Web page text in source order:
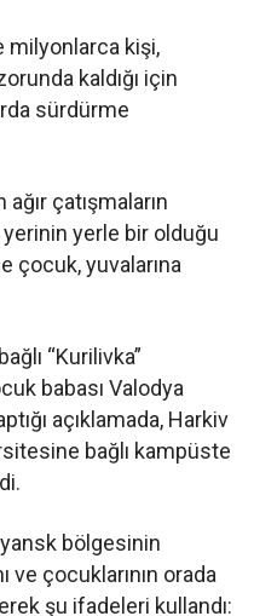
milyonlarca kişi,
kaldığı için
sürdürme
çatışmaların
yerinin yerle bir olduğu
çocuk, yuvalarına
“Kurilivka”
babası Valodya
açıklamada, Harkiv
bağlı kampüste
bölgesinin
ve çocuklarının orada
şu ifadeleri kullandı: